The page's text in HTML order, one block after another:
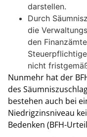
darstellen.
Durch
die
den
nicht
Nunmehr hat der
des
bestehen auch bei
Niedrigzinsniveau
Bedenken (BFH-